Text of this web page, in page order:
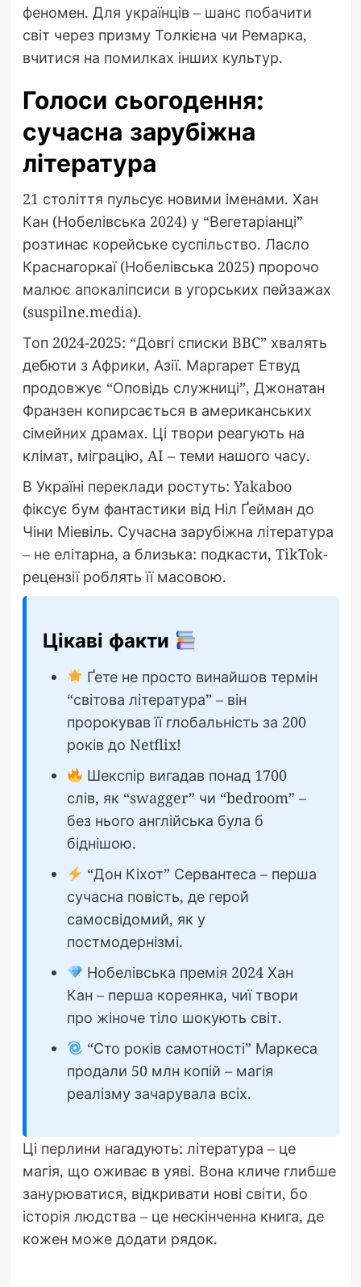
феномен. Для українців – шанс побачити
світ через призму Толкієна чи Ремарка,
вчитися на помилках інших культур.
Голоси сьогодення:
сучасна зарубіжна
література
21 століття пульсує новими іменами. Хан
Кан (Нобелівська 2024) у “Вегетаріанці”
розтинає корейське суспільство. Ласло
Краснагоркаї (Нобелівська 2025) пророчо
малює апокаліпсиси в угорських пейзажах
(suspilne.media).
Топ 2024-2025: “Довгі списки BBC” хвалять
дебюти з Африки, Азії. Маргарет Етвуд
продовжує “Оповідь служниці”, Джонатан
Франзен копирсається в американських
сімейних драмах. Ці твори реагують на
клімат, міграцію, AI – теми нашого часу.
В Україні переклади ростуть: Yakaboo
фіксує бум фантастики від Ніл Ґейман до
Чіни Міевіль. Сучасна зарубіжна література
– не елітарна, а близька: подкасти, TikTok-
рецензії роблять її масовою.
Цікаві факти
Ґете не просто винайшов термін
“світова література” – він
пророкував її глобальність за 200
років до Netflix!
Шекспір вигадав понад 1700
слів, як “swagger” чи “bedroom” –
без нього англійська була б
біднішою.
“Дон Кіхот” Сервантеса – перша
сучасна повість, де герой
самосвідомий, як у
постмодернізмі.
Нобелівська премія 2024 Хан
Кан – перша кореянка, чиї твори
про жіноче тіло шокують світ.
“Сто років самотності” Маркеса
продали 50 млн копій – магія
реалізму зачарувала всіх.
Ці перлини нагадують: література – це
магія, що оживає в уяві. Вона кличе глибше
занурюватися, відкривати нові світи, бо
історія людства – це нескінченна книга, де
кожен може додати рядок.